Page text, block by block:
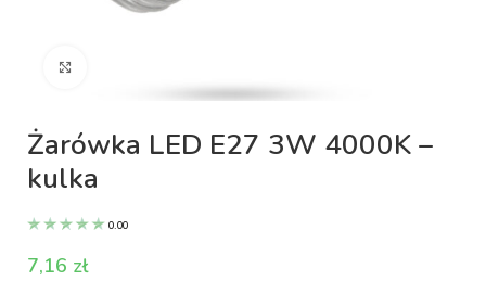
Żarówka LED E27 3W 4000K –
kulka
0.00
zł